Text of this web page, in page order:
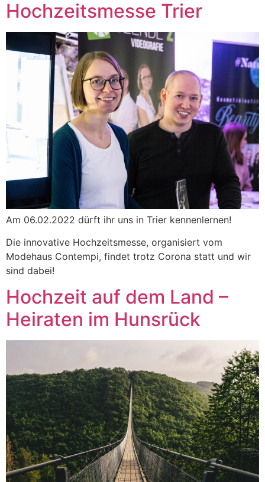
Hochzeitsmesse Trier
Am 06.02.2022 dürft ihr uns in Trier kennenlernen!
Die innovative Hochzeitsmesse, organisiert vom
Modehaus Contempi, findet trotz Corona statt und wir
sind dabei!
Hochzeit auf dem Land –
Heiraten im Hunsrück